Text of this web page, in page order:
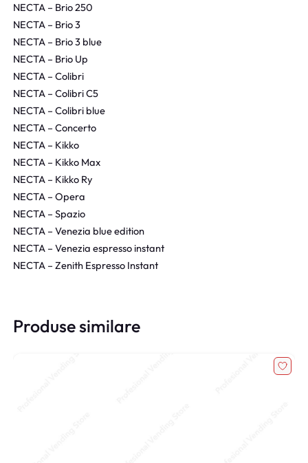
NECTA – Brio 250
NECTA – Brio 3
NECTA – Brio 3 blue
NECTA – Brio Up
NECTA – Colibri
NECTA – Colibri C5
NECTA – Colibri blue
NECTA – Concerto
NECTA – Kikko
NECTA – Kikko Max
NECTA – Kikko Ry
NECTA – Opera
NECTA – Spazio
NECTA – Venezia blue edition
NECTA – Venezia espresso instant
NECTA – Zenith Espresso Instant
Produse similare